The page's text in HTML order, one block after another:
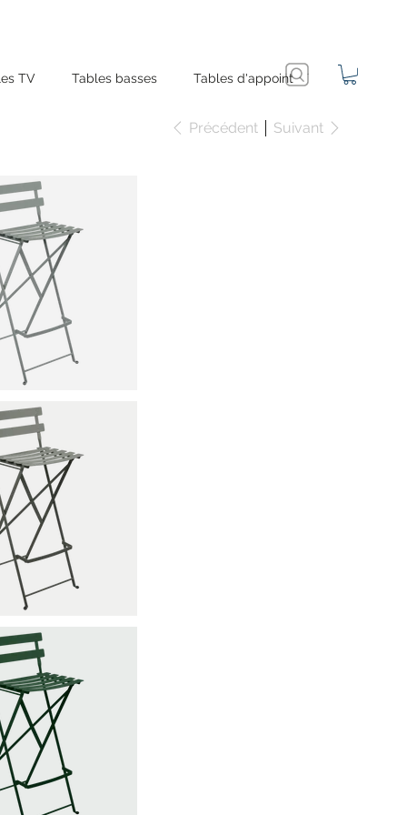
TV Tables basses Tables d'appoint
Précédent Suivant